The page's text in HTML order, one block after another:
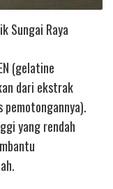
Sungai Raya
(gelatine
dari ekstrak
pemotongannya).
yang rendah